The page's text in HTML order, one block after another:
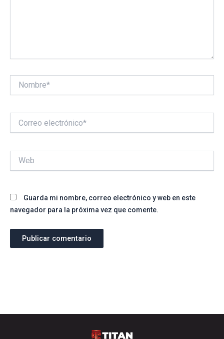
electrónico*
Guarda mi nombre, correo electrónico y web en este
navegador para la próxima vez que comente.